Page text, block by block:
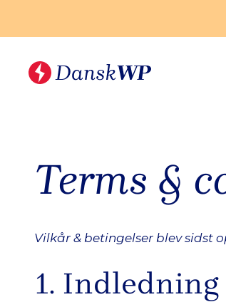
indhold
Terms &
Vilkår & betingelser blev sidst
1. Indledning